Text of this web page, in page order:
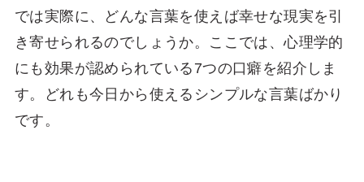
では実際に、どんな言葉を使えば幸せな現実を引
き寄せられるのでしょうか。ここでは、心理学的
にも効果が認められている7つの口癖を紹介しま
す。どれも今日から使えるシンプルな言葉ばかり
です。